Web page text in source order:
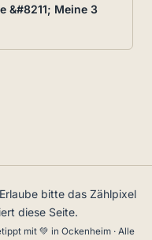
&#8211; Meine 3
bitte das Zählpixel
diese Seite.
mit 💚 in Ockenheim · Alle